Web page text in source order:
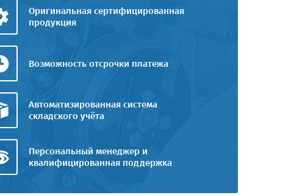
Оригинальная сертифицированная
продукция
Возможность отсрочки платежа
Автоматизированная система
складского учёта
Персональный менеджер и
квалифицированная поддержка